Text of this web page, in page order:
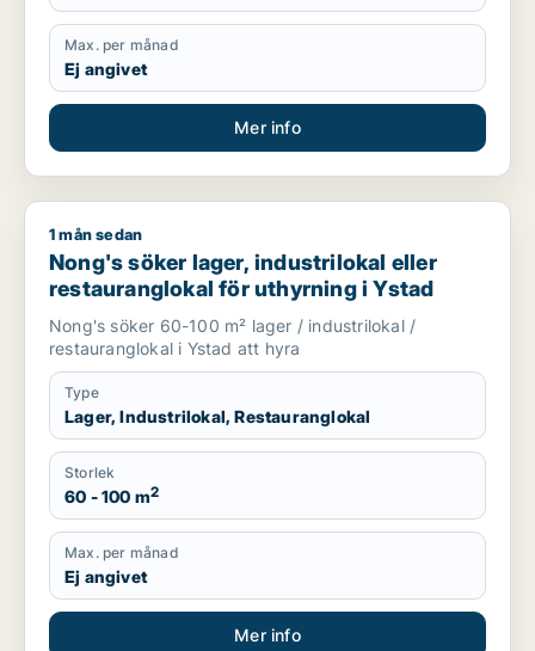
Max. per månad
Ej angivet
Mer info
Nong's söker lager, industrilokal eller restauranglokal för
1 mån sedan
Nong's söker lager, industrilokal eller
restauranglokal för uthyrning i Ystad
Nong's söker 60-100 m² lager / industrilokal /
restauranglokal i Ystad att hyra
Type
Lager, Industrilokal, Restauranglokal
Storlek
60 - 100 m2
Max. per månad
Ej angivet
Mer info